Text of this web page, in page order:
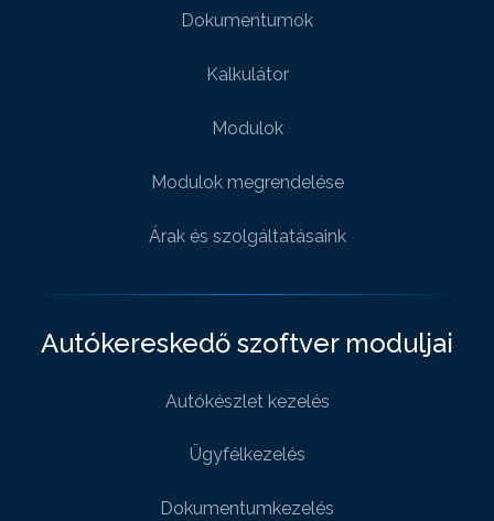
Dokumentumok
Kalkulátor
Modulok
Modulok megrendelése
Árak és szolgáltatásaink
Autókereskedő szoftver moduljai
Autókészlet kezelés
Ügyfélkezelés
Dokumentumkezelés